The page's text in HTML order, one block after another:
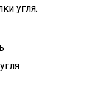
угля.